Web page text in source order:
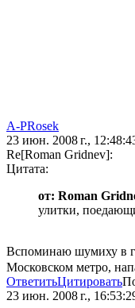
A-PRosek
23 июн. 2008 г.,
Re[Roman Gridnev]:
Цитата:
от: Roman
улитки,
Вспоминаю шумиху в
Московском метро,
ОтветитьЦитировать
23 июн. 2008 г.,